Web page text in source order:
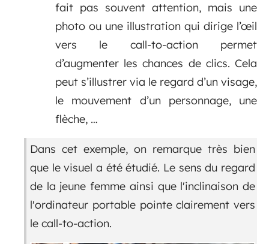
fait pas souvent attention, mais une
photo ou une illustration qui dirige l’œil
vers le call-to-action permet
d’augmenter les chances de clics. Cela
peut s’illustrer via le regard d’un visage,
le mouvement d’un personnage, une
flèche, …
Dans cet exemple, on remarque très bien
que le visuel a été étudié. Le sens du regard
de la jeune femme ainsi que l'inclinaison de
l'ordinateur portable pointe clairement vers
le call-to-action.